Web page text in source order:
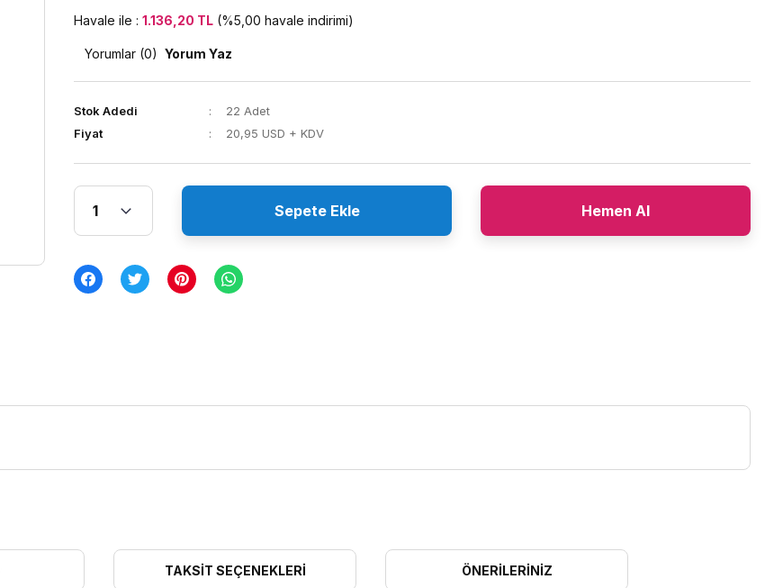
Havale ile : 1.136,20 TL (%5,00 havale indirimi)
Yorumlar (0) Yorum Yaz
Stok Adedi
22 Adet
Fiyat
20,95 USD + KDV
Sepete Ekle Hemen Al
TAKSIT SEÇENEKLERI ÖNERILERINIZ